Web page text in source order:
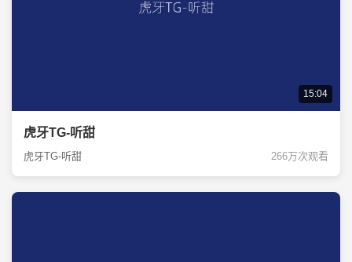
15:04
虎牙TG-听甜
虎牙TG-听甜 266万次观看